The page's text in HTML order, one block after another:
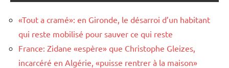
«Tout a cramé»: en Gironde, le désarroi d’un habitant
qui reste mobilisé pour sauver ce qui reste
France: Zidane «espère» que Christophe Gleizes,
incarcéré en Algérie, «puisse rentrer à la maison»